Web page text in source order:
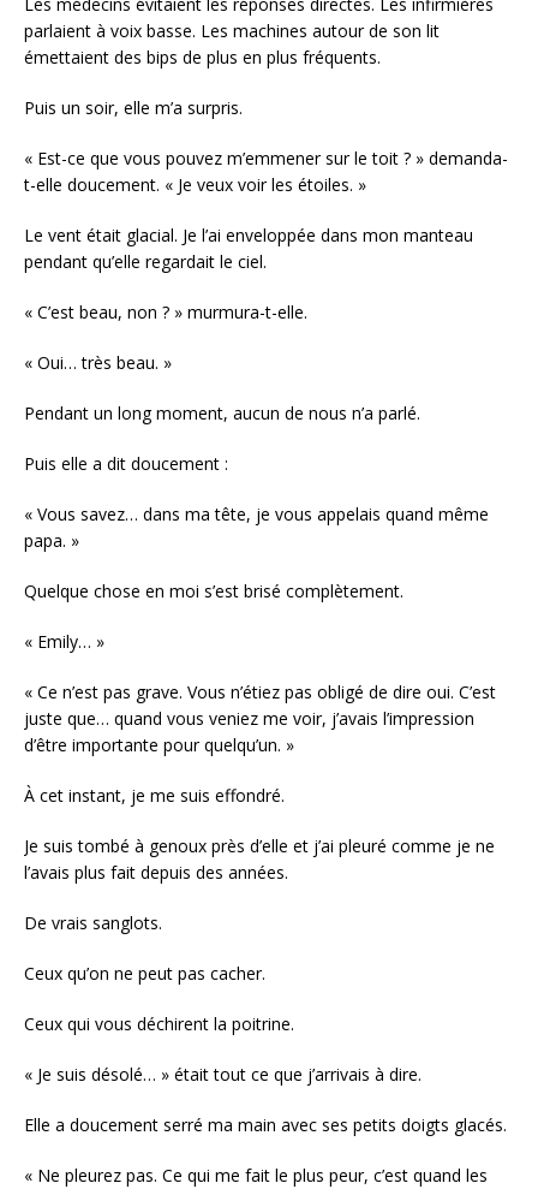
parlaient à voix basse. Les machines autour de son lit
émettaient des bips de plus en plus fréquents.
Puis un soir, elle m’a surpris.
« Est-ce que vous pouvez m’emmener sur le toit ? » demanda-
t-elle doucement. « Je veux voir les étoiles. »
Le vent était glacial. Je l’ai enveloppée dans mon manteau
pendant qu’elle regardait le ciel.
« C’est beau, non ? » murmura-t-elle.
« Oui… très beau. »
Pendant un long moment, aucun de nous n’a parlé.
Puis elle a dit doucement :
« Vous savez… dans ma tête, je vous appelais quand même
papa. »
Quelque chose en moi s’est brisé complètement.
« Emily… »
« Ce n’est pas grave. Vous n’étiez pas obligé de dire oui. C’est
juste que… quand vous veniez me voir, j’avais l’impression
d’être importante pour quelqu’un. »
À cet instant, je me suis effondré.
Je suis tombé à genoux près d’elle et j’ai pleuré comme je ne
l’avais plus fait depuis des années.
De vrais sanglots.
Ceux qu’on ne peut pas cacher.
Ceux qui vous déchirent la poitrine.
« Je suis désolé… » était tout ce que j’arrivais à dire.
Elle a doucement serré ma main avec ses petits doigts glacés.
« Ne pleurez pas. Ce qui me fait le plus peur, c’est quand les